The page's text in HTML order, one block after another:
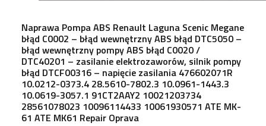
Naprawa Pompa ABS Renault Laguna Scenic Megane
błąd C0002 – błąd wewnętrzny ABS błąd DTC5050 –
błąd wewnętrzny pompy ABS błąd C0020 /
DTC40201 – zasilanie elektrozaworów, silnik pompy
błąd DTCF00316 – napięcie zasilania 476602071R
10.0212-0373.4 28.5610-7802.3 10.0961-1443.3
10.0619-3057.1 91CT2AAY2 10021203734
28561078023 10096114433 10061930571 ATE MK-
61 ATE MK61 Repair Oprava